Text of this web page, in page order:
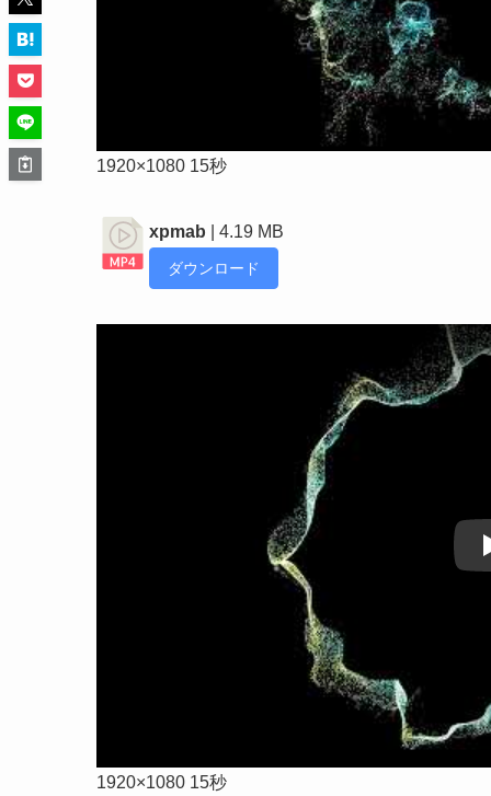
1920×1080 15秒
xpmab | 4.19 MB
ダウンロード
1920×1080 15秒